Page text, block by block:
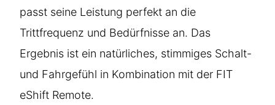
passt seine Leistung perfekt an die
Trittfrequenz und Bedürfnisse an. Das
Ergebnis ist ein natürliches, stimmiges Schalt-
und Fahrgefühl in Kombination mit der FIT
eShift Remote.